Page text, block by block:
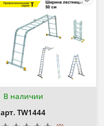
В наличии
арт. TW1444